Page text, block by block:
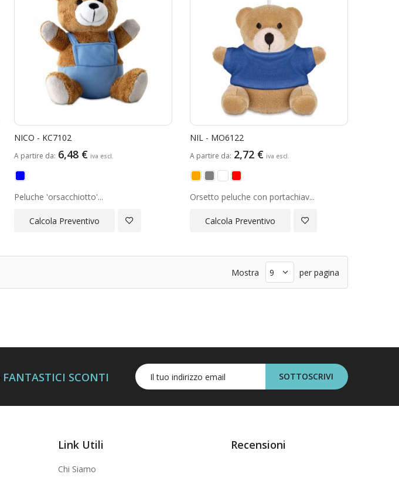
NICO - KC7102
A partire da 6,48 €
Peluche 'orsacchiotto'...
Calcola Preventivo Aggiungi
Desideri
NIL - MO6122
A partire da 2,72 €
Orsetto peluche con portachiav...
Calcola Preventivo Aggiungi
Desideri
Mostra per pagina
FANTASTICI SCONTI SOTTOSCRIVI
Link Utili
Chi Siamo
Recensioni